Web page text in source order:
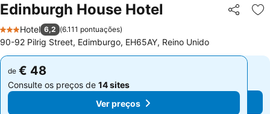
Edinburgh House Hotel Partilhar
3 Estrelas
Hotel 6,2 (6.111 pontuações)
90-92 Pilrig Street, Edimburgo, EH65AY, Reino Unido
de € 48
Consulte os preços de 14 sites
Ver preços
de € 48
Consulte os preços de 14 sites
Ver preços